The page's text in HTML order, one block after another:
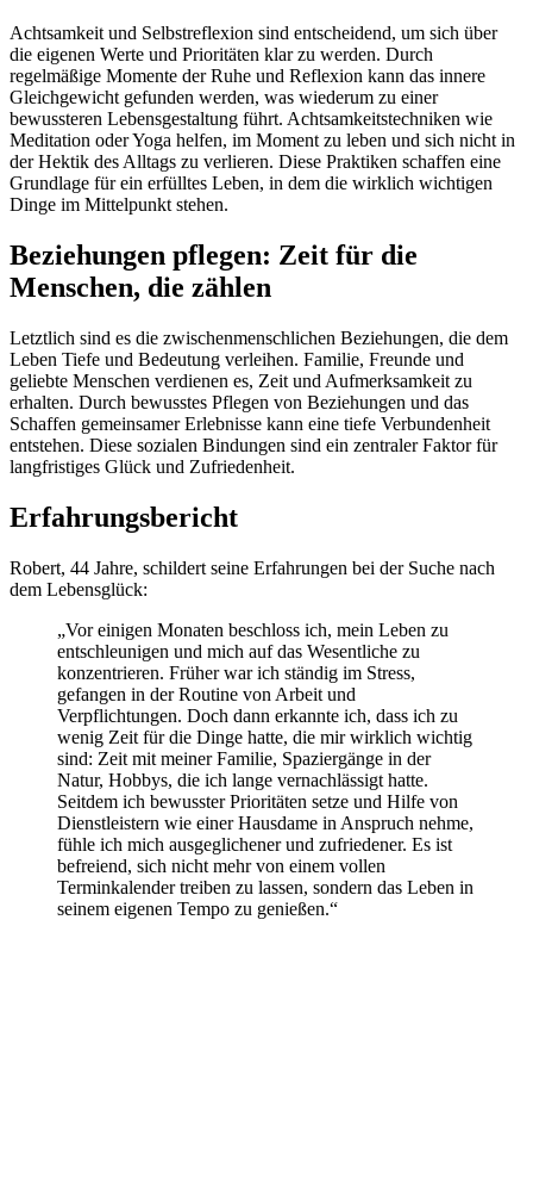
Achtsamkeit und Selbstreflexion sind entscheidend, um sich über
die eigenen Werte und Prioritäten klar zu werden. Durch
regelmäßige Momente der Ruhe und Reflexion kann das innere
Gleichgewicht gefunden werden, was wiederum zu einer
bewussteren Lebensgestaltung führt. Achtsamkeitstechniken wie
Meditation oder Yoga helfen, im Moment zu leben und sich nicht in
der Hektik des Alltags zu verlieren. Diese Praktiken schaffen eine
Grundlage für ein erfülltes Leben, in dem die wirklich wichtigen
Dinge im Mittelpunkt stehen.
Beziehungen pflegen: Zeit für die
Menschen, die zählen
Letztlich sind es die zwischenmenschlichen Beziehungen, die dem
Leben Tiefe und Bedeutung verleihen. Familie, Freunde und
geliebte Menschen verdienen es, Zeit und Aufmerksamkeit zu
erhalten. Durch bewusstes Pflegen von Beziehungen und das
Schaffen gemeinsamer Erlebnisse kann eine tiefe Verbundenheit
entstehen. Diese sozialen Bindungen sind ein zentraler Faktor für
langfristiges Glück und Zufriedenheit.
Erfahrungsbericht
Robert, 44 Jahre, schildert seine Erfahrungen bei der Suche nach
dem Lebensglück:
„Vor einigen Monaten beschloss ich, mein Leben zu
entschleunigen und mich auf das Wesentliche zu
konzentrieren. Früher war ich ständig im Stress,
gefangen in der Routine von Arbeit und
Verpflichtungen. Doch dann erkannte ich, dass ich zu
wenig Zeit für die Dinge hatte, die mir wirklich wichtig
sind: Zeit mit meiner Familie, Spaziergänge in der
Natur, Hobbys, die ich lange vernachlässigt hatte.
Seitdem ich bewusster Prioritäten setze und Hilfe von
Dienstleistern wie einer Hausdame in Anspruch nehme,
fühle ich mich ausgeglichener und zufriedener. Es ist
befreiend, sich nicht mehr von einem vollen
Terminkalender treiben zu lassen, sondern das Leben in
seinem eigenen Tempo zu genießen.“